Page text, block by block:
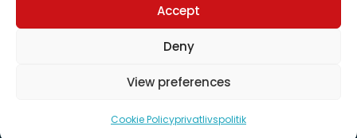
Accept
Deny
View preferences
Cookie Policyprivatlivspolitik
TIKTOK
Lavet med
af hjemmeside.gl